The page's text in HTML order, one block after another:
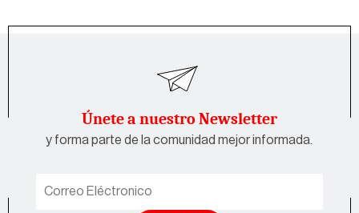
Únete a nuestro Newsletter
y forma parte de la comunidad mejor informada.